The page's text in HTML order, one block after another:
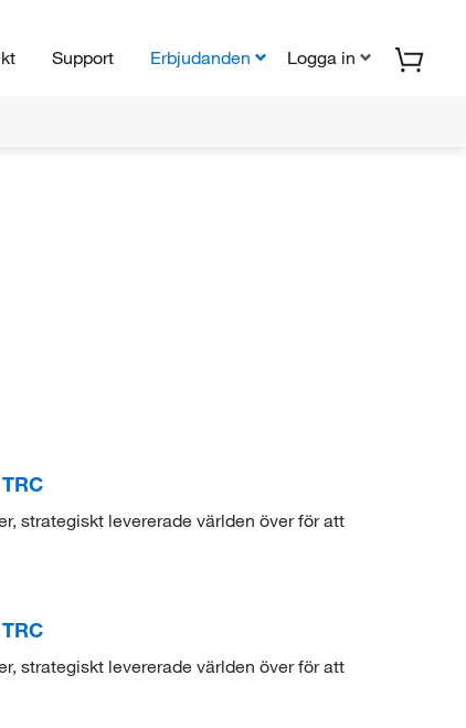
Support Erbjudanden Logga in
strategiskt levererade världen över för att
strategiskt levererade världen över för att